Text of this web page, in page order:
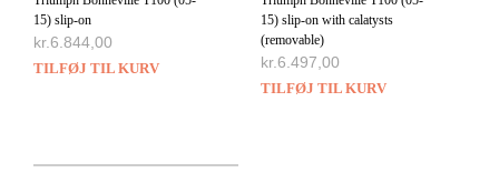
15) slip-on
kr.6.844,00
TILFØJ TIL KURV
15) slip-on with calatysts
(removable)
kr.6.497,00
TILFØJ TIL KURV